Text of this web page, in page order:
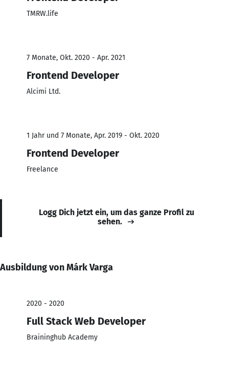
TMRW.life
7 Monate, Okt. 2020 - Apr. 2021
Frontend Developer
Alcimi Ltd.
1 Jahr und 7 Monate, Apr. 2019 - Okt. 2020
Frontend Developer
Freelance
Logg Dich jetzt ein, um das ganze Profil zu
sehen.
Ausbildung von Márk Varga
2020 - 2020
Full Stack Web Developer
Braininghub Academy